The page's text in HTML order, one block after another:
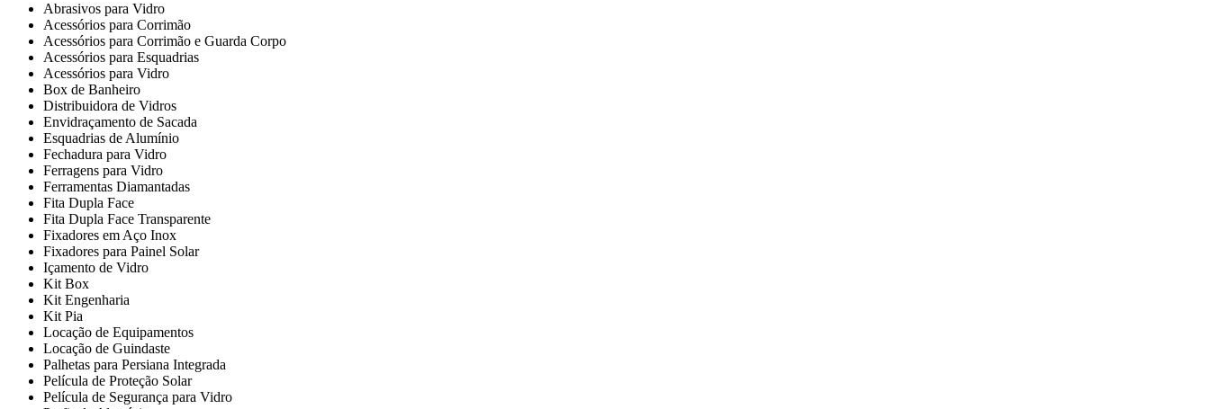
Abrasivos para Vidro
Acessórios para Corrimão
Acessórios para Corrimão e Guarda Corpo
Acessórios para Esquadrias
Acessórios para Vidro
Box de Banheiro
Distribuidora de Vidros
Envidraçamento de Sacada
Esquadrias de Alumínio
Fechadura para Vidro
Ferragens para Vidro
Ferramentas Diamantadas
Fita Dupla Face
Fita Dupla Face Transparente
Fixadores em Aço Inox
Fixadores para Painel Solar
Içamento de Vidro
Kit Box
Kit Engenharia
Kit Pia
Locação de Equipamentos
Locação de Guindaste
Palhetas para Persiana Integrada
Película de Proteção Solar
Película de Segurança para Vidro